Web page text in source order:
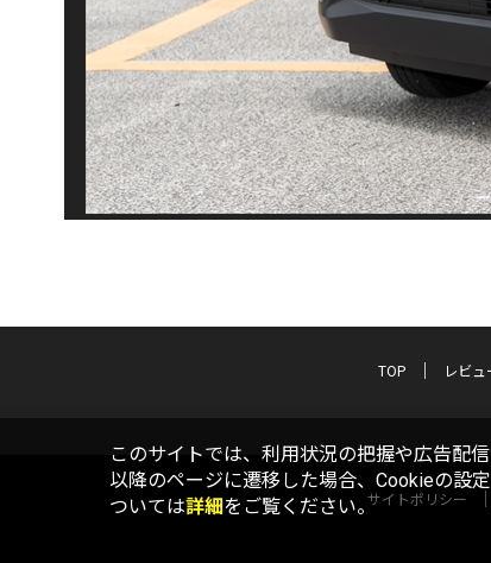
TOP レビュ
サイトポリシー
このサイトでは、利用状況の把握や広告配
以降のページに遷移した場合、Cookieの設
ついては詳細をご覧ください。